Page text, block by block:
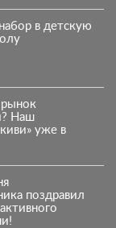
в детскую
Наш
уже в
поздравил